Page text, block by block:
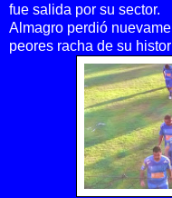
fue salida por su sector.
Almagro perdió
peores racha de su